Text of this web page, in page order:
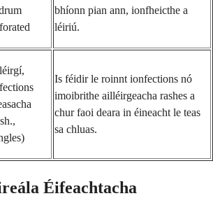
bhíonn pian ann, ionfheicthe a
léiriú.
Is féidir le roinnt ionfections nó
imoibrithe ailléirgeacha rashes a
chur faoi deara in éineacht le teas
sa chluas.
Éifeachtacha